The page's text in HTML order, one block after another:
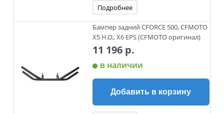
Подробнее
Бампер задний CFORCE 500, CFMOTO
X5 H.O., X6 EPS (CFMOTO оригинал)
11 196 р.
в наличии
Добавить в корзину